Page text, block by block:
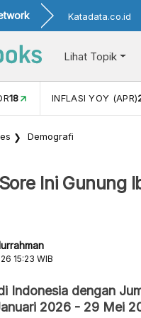
Katadata.co.id
Lihat Topik
18 INFLASI YOY (APR)
Demografi
Ini Gunung
15:23 WIB
Indonesia dengan
2026 - 29 Mei